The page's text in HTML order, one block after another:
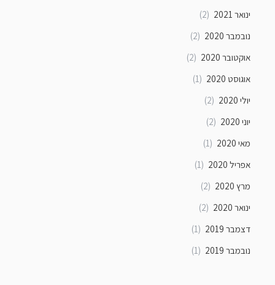
ינואר 2021
(2)
נובמבר 2020
(2)
אוקטובר 2020
(2)
אוגוסט 2020
(1)
יולי 2020
(2)
יוני 2020
(2)
מאי 2020
(1)
אפריל 2020
(1)
מרץ 2020
(2)
ינואר 2020
(2)
דצמבר 2019
(1)
נובמבר 2019
(1)